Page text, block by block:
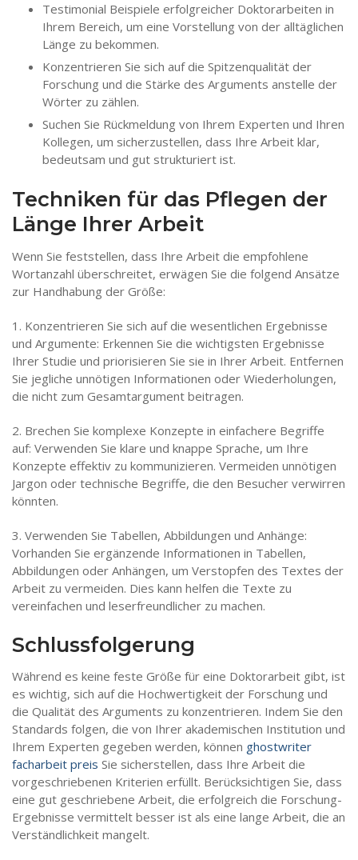
Testimonial Beispiele erfolgreicher Doktorarbeiten in
Ihrem Bereich, um eine Vorstellung von der alltäglichen
Länge zu bekommen.
Konzentrieren Sie sich auf die Spitzenqualität der
Forschung und die Stärke des Arguments anstelle der
Wörter zu zählen.
Suchen Sie Rückmeldung von Ihrem Experten und Ihren
Kollegen, um sicherzustellen, dass Ihre Arbeit klar,
bedeutsam und gut strukturiert ist.
Techniken für das Pflegen der
Länge Ihrer Arbeit
Wenn Sie feststellen, dass Ihre Arbeit die empfohlene
Wortanzahl überschreitet, erwägen Sie die folgend Ansätze
zur Handhabung der Größe:
1. Konzentrieren Sie sich auf die wesentlichen Ergebnisse
und Argumente: Erkennen Sie die wichtigsten Ergebnisse
Ihrer Studie und priorisieren Sie sie in Ihrer Arbeit. Entfernen
Sie jegliche unnötigen Informationen oder Wiederholungen,
die nicht zum Gesamtargument beitragen.
2. Brechen Sie komplexe Konzepte in einfachere Begriffe
auf: Verwenden Sie klare und knappe Sprache, um Ihre
Konzepte effektiv zu kommunizieren. Vermeiden unnötigen
Jargon oder technische Begriffe, die den Besucher verwirren
könnten.
3. Verwenden Sie Tabellen, Abbildungen und Anhänge:
Vorhanden Sie ergänzende Informationen in Tabellen,
Abbildungen oder Anhängen, um Verstopfen des Textes der
Arbeit zu vermeiden. Dies kann helfen die Texte zu
vereinfachen und leserfreundlicher zu machen.
Schlussfolgerung
Während es keine feste Größe für eine Doktorarbeit gibt, ist
es wichtig, sich auf die Hochwertigkeit der Forschung und
die Qualität des Arguments zu konzentrieren. Indem Sie den
Standards folgen, die von Ihrer akademischen Institution und
Ihrem Experten gegeben werden, können ghostwriter
facharbeit preis Sie sicherstellen, dass Ihre Arbeit die
vorgeschriebenen Kriterien erfüllt. Berücksichtigen Sie, dass
eine gut geschriebene Arbeit, die erfolgreich die Forschung-
Ergebnisse vermittelt besser ist als eine lange Arbeit, die an
Verständlichkeit mangelt.